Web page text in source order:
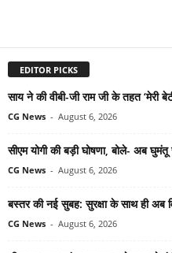
EDITOR PICKS
साय ने की वीबी-जी राम जी के तहत ‘मेरी
CG News - August 6, 2026
सीएम योगी की बड़ी घोषणा, बोले- अब
CG News - August 6, 2026
बस्तर की नई सुबह: सुरक्षा के साथ ही अब
CG News - August 6, 2026